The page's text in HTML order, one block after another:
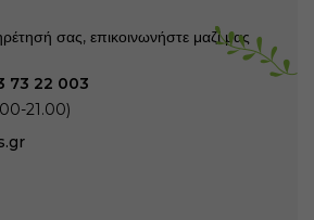
σας, επικοινωνήστε μαζί μας
73 22 003
21.00)